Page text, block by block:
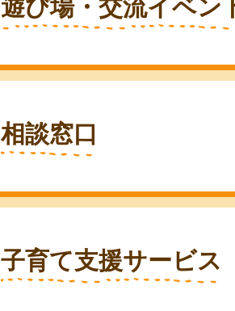
相談窓口
子育て支援サービス